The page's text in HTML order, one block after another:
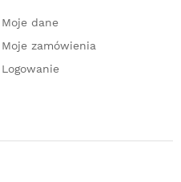
Moje dane
Moje zamówienia
Logowanie